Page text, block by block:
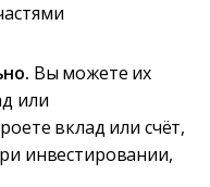
Вы можете их
или
вклад или счёт,
инвестировании,